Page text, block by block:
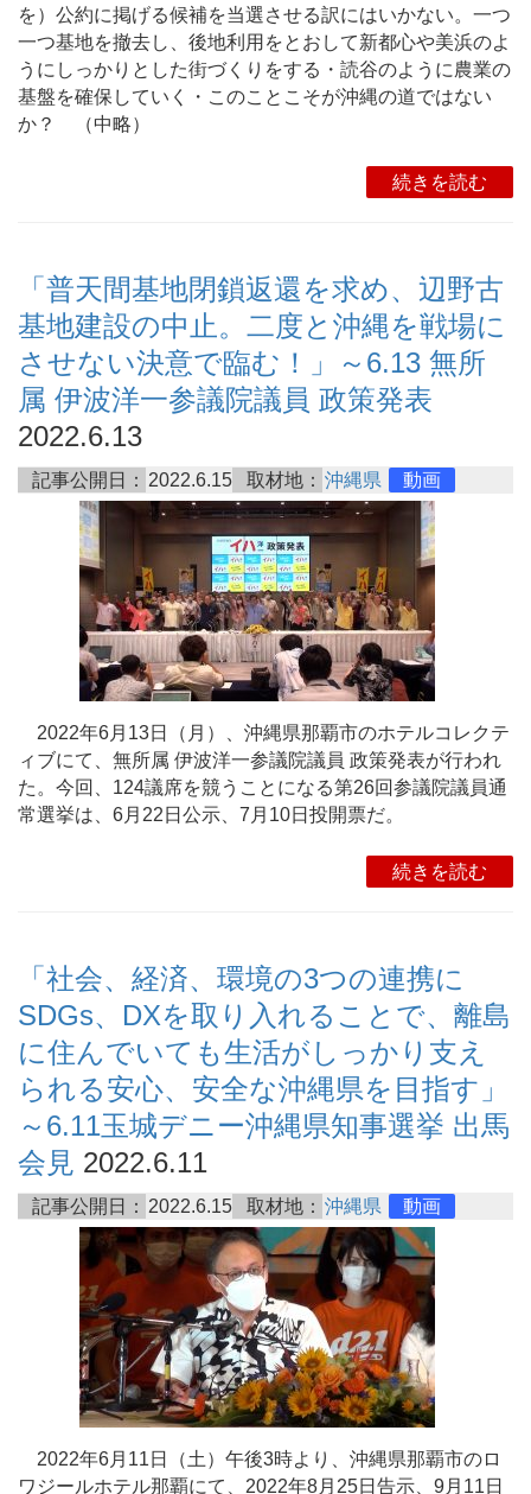
を）公約に掲げる候補を当選させる訳にはいかない。一つ
一つ基地を撤去し、後地利用をとおして新都心や美浜のよ
うにしっかりとした街づくりをする・読谷のように農業の
基盤を確保していく・このことこそが沖縄の道ではない
か？ （中略）
続きを読む
「普天間基地閉鎖返還を求め、辺野古
基地建設の中止。二度と沖縄を戦場に
させない決意で臨む！」～6.13 無所
属 伊波洋一参議院議員 政策発表
2022.6.13
記事公開日： 2022.6.15 取材地： 沖縄県 動画
2022年6月13日（月）、沖縄県那覇市のホテルコレクテ
ィブにて、無所属 伊波洋一参議院議員 政策発表が行われ
た。今回、124議席を競うことになる第26回参議院議員通
常選挙は、6月22日公示、7月10日投開票だ。
続きを読む
「社会、経済、環境の3つの連携に
SDGs、DXを取り入れることで、離島
に住んでいても生活がしっかり支え
られる安心、安全な沖縄県を目指す」
～6.11玉城デニー沖縄県知事選挙 出馬
会見 2022.6.11
記事公開日： 2022.6.15 取材地： 沖縄県 動画
2022年6月11日（土）午後3時より、沖縄県那覇市のロ
ワジールホテル那覇にて、2022年8月25日告示、9月11日